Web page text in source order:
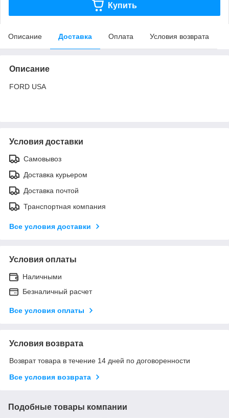
Купить
Описание Доставка Оплата Условия возврата
Описание
FORD USA
Условия доставки
Самовывоз
Доставка курьером
Доставка почтой
Транспортная компания
Все условия доставки
Условия оплаты
Наличными
Безналичный расчет
Все условия оплаты
Условия возврата
Возврат товара в течение 14 дней по договоренности
Все условия возврата
Подобные товары компании